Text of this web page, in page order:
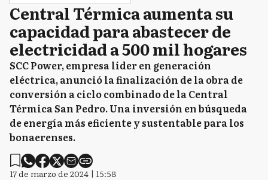
Central Térmica aumenta su
capacidad para abastecer de
electricidad a 500 mil hogares
SCC Power, empresa líder en generación
eléctrica, anunció la finalización de la obra de
conversión a ciclo combinado de la Central
Térmica San Pedro. Una inversión en búsqueda
de energía más eficiente y sustentable para los
bonaerenses.
17 de marzo de 2024 | 15:58